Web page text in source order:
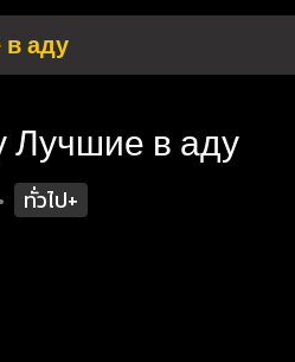
аду
Лучшие в аду
• ทั่วไป+